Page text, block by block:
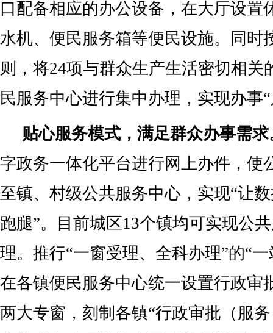
口配备相应的办公设备，在大厅设置
水机、便民服务箱等便民设施。同时
则，将24项与群众生产生活密切相关
民服务中心进行集中办理，实现办事
贴心服务模式，满足群众办事需求
字政务一体化平台进行网上办件，使
至镇、村级公共服务中心，实现“让
跑腿”。目前城区13个镇均可实现公
理。推行“一窗受理、全科办理”的“
在各镇便民服务中心统一设置行政审
两大专窗，刻制各镇“行政审批（服